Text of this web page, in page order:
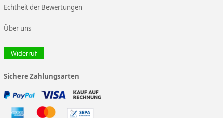
Echtheit der Bewertungen
Über uns
Widerruf
Sichere Zahlungsarten